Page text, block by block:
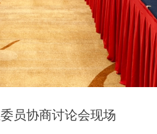
委员协商讨论会现场